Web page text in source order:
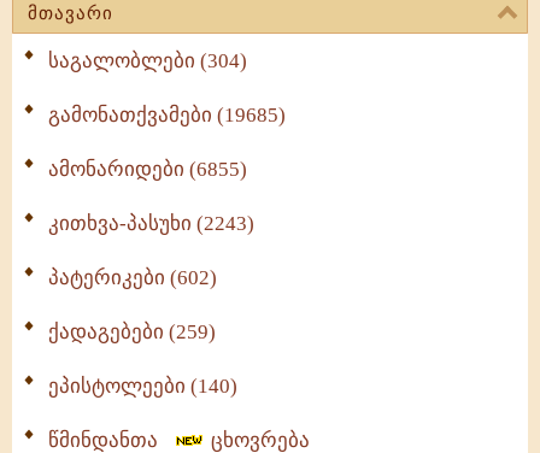
მთავარი
საგალობლები (304)
გამონათქვამები (19685)
ამონარიდები (6855)
კითხვა-პასუხი (2243)
პატერიკები (602)
ქადაგებები (259)
ეპისტოლეები (140)
წმინდანთა ცხოვრება